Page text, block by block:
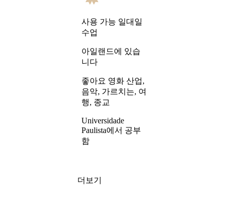
사용 가능 일대일
수업
아일랜드에 있습
니다
좋아요 영화 산업,
음악, 가르치는, 여
행, 종교
Universidade
Paulista에서 공부
함
더보기